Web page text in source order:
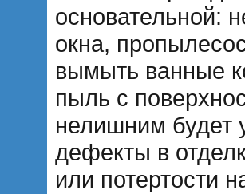
основательной:
окна,
вымыть ванные
пыль с
нелишним будет
дефекты в
или потертости